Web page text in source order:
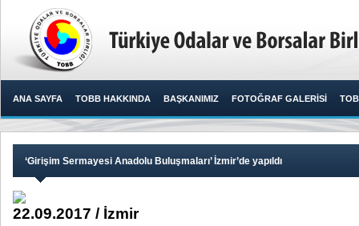
ANA SAYFA TOBB HAKKINDA BAŞKANIMIZ FOTOĞRAF GALERİSİ
‘Girişim Sermayesi Anadolu Buluşmaları’ İzmir’de yapıldı
22.09.2017 / İzmir